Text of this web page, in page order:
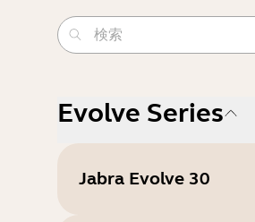
Evolve Series
Jabra Evolve 30